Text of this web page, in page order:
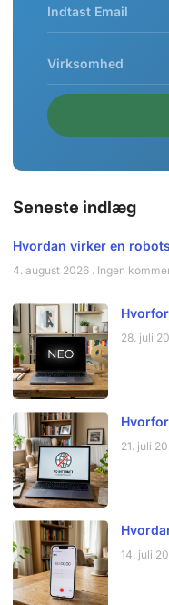
Seneste indlæg
Hvordan virker en
4. august 2026 Ingen
28. juli
21. juli
14. juli